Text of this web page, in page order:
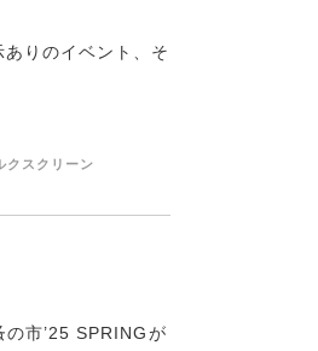
りのイベント、そ
クスクリーン
市’25 SPRINGが